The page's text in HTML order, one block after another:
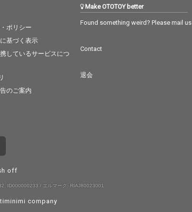
ポリシー
基づく表示
しているサービスにつ
のご案内
Make OTOTOY better
Found something weird? Please mail us
Contact
退会
off
ID000000233 / エルマーク: RIAJ80023001
company